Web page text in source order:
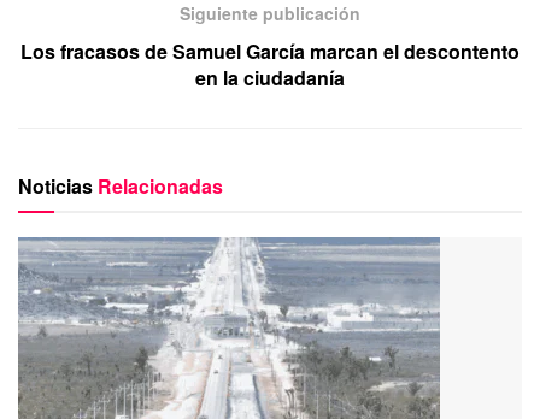
Siguiente publicación
Los fracasos de Samuel García marcan el descontento
en la ciudadanía
Noticias Relacionadas